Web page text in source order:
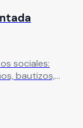
sociales:
bautizos,